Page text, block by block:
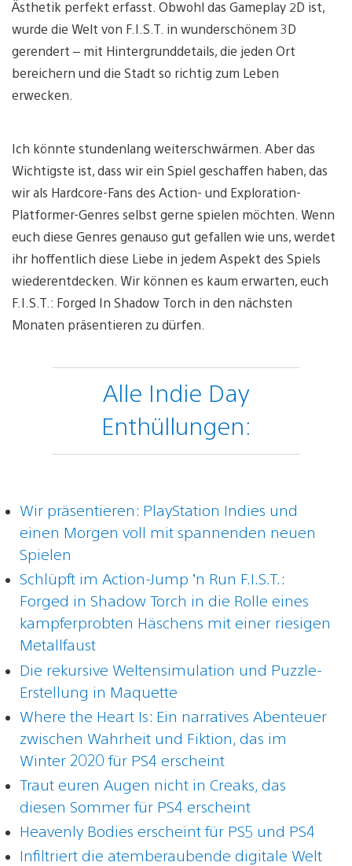
Ästhetik perfekt erfasst. Obwohl das Gameplay 2D ist,
wurde die Welt von F.I.S.T. in wunderschönem 3D
gerendert – mit Hintergrunddetails, die jeden Ort
bereichern und die Stadt so richtig zum Leben
erwecken.
Ich könnte stundenlang weiterschwärmen. Aber das
Wichtigste ist, dass wir ein Spiel geschaffen haben, das
wir als Hardcore-Fans des Action- und Exploration-
Platformer-Genres selbst gerne spielen möchten. Wenn
euch diese Genres genauso gut gefallen wie uns, werdet
ihr hoffentlich diese Liebe in jedem Aspekt des Spiels
wiederentdecken. Wir können es kaum erwarten, euch
F.I.S.T.: Forged In Shadow Torch in den nächsten
Monaten präsentieren zu dürfen.
Alle Indie Day
Enthüllungen:
Wir präsentieren: PlayStation Indies und
einen Morgen voll mit spannenden neuen
Spielen
Schlüpft im Action-Jump ’n Run F.I.S.T.:
Forged in Shadow Torch in die Rolle eines
kampferprobten Häschens mit einer riesigen
Metallfaust
Die rekursive Weltensimulation und Puzzle-
Erstellung in Maquette
Where the Heart Is: Ein narratives Abenteuer
zwischen Wahrheit und Fiktion, das im
Winter 2020 für PS4 erscheint
Traut euren Augen nicht in Creaks, das
diesen Sommer für PS4 erscheint
Heavenly Bodies erscheint für PS5 und PS4
Infiltriert die atemberaubende digitale Welt